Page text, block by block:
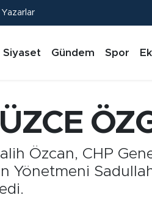
Yazarlar
Siyaset Gündem Spor
Özcan, CHP
Yönetmeni